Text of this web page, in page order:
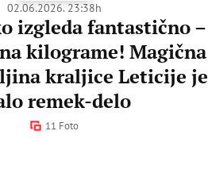
02.06.2026. 23:38h
izgleda fantastično –
kilograme! Magična
kraljice Leticije je
remek-delo
11 Foto